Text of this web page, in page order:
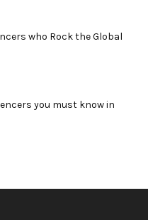
who Rock the Global
you must know in